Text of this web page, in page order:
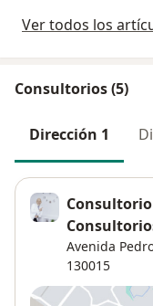
Ver todos los
Consultorios (5)
Dirección 1
Avenida
130015